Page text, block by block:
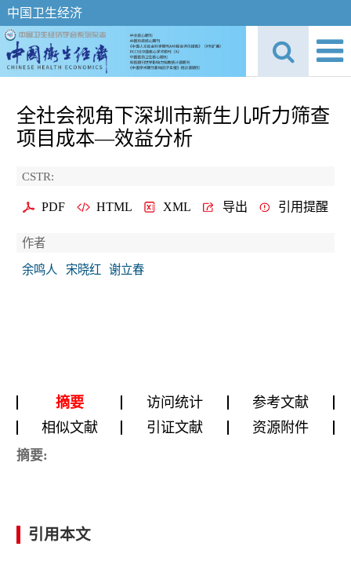
中国卫生经济
全社会视角下深圳市新生儿听力筛查
项目成本—效益分析
CSTR:
PDF HTML XML 导出 引用提醒
作者
余鸣人
宋晓红 谢立春
摘要 访问统计
参考文献
相似文献
引证文献 资源附件
摘要:
引用本文